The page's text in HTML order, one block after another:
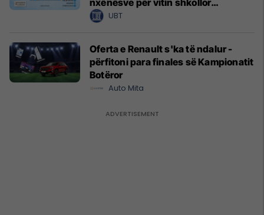
nxënësve për vitin shkollor
2026/2027
UBT
Oferta e Renault s'ka të ndalur -
përfitoni para finales së Kampionatit
Botëror
Auto Mita